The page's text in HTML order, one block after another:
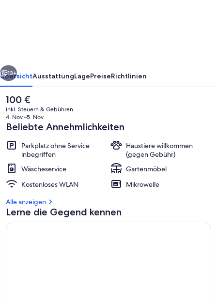
Weiter
13+
ÜbersichtAusstattungLagePreiseRichtlinien
Der
aktuelle
Preis
beträgt
100 €.
100 €
inkl. Steuern & Gebühren
4. Nov.–5. Nov.
Beliebte Annehmlichkeiten
Parkplatz ohne Service
inbegriffen
Haustiere willkommen
(gegen Gebühr)
Wäscheservice
Gartenmöbel
Kostenloses WLAN
Mikrowelle
Alle anzeigen
Lerne die Gegend kennen